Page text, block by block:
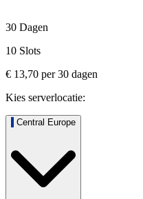
30 Dagen
10 Slots
€ 13,70 per30 dagen
Kies serverlocatie:
Central Europe